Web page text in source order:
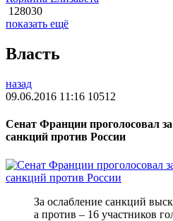
128030
показать ещё
Власть
назад
09.06.2016 11:16 10512
Сенат Франции проголосовал
санкций против России
За ослабление санкций
а против – 16 участников